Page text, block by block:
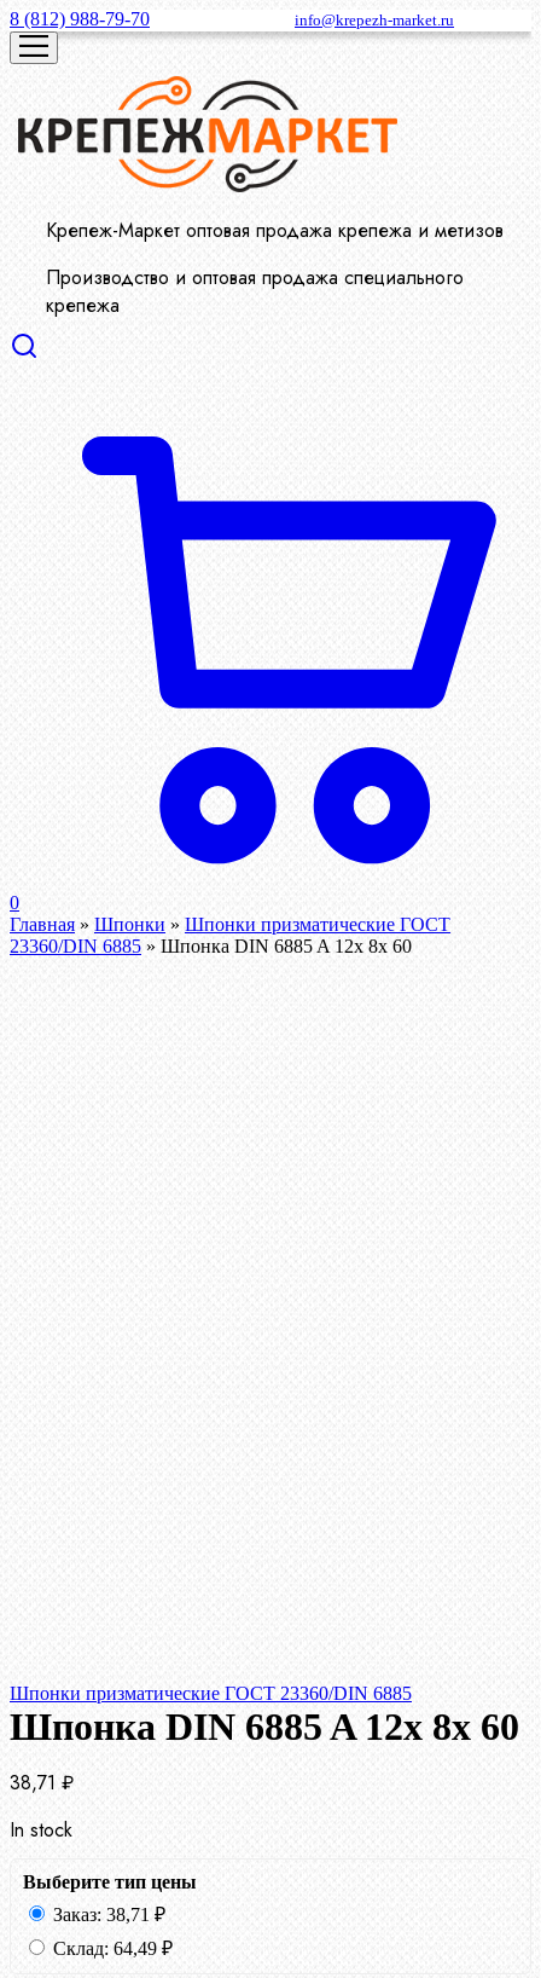
8 (812) 988-79-70 info@krepezh-market.ru
Крепеж-Маркет оптовая продажа крепежа и метизов
Производство и оптовая продажа специального
крепежа
0
Главная » Шпонки » Шпонки призматические ГОСТ
23360/DIN 6885 » Шпонка DIN 6885 A 12x 8x 60
Шпонки призматические ГОСТ 23360/DIN 6885
Шпонка DIN 6885 A 12x 8x 60
38,71 ₽
In stock
Выберите тип цены
Заказ: 38,71 ₽
Склад: 64,49 ₽